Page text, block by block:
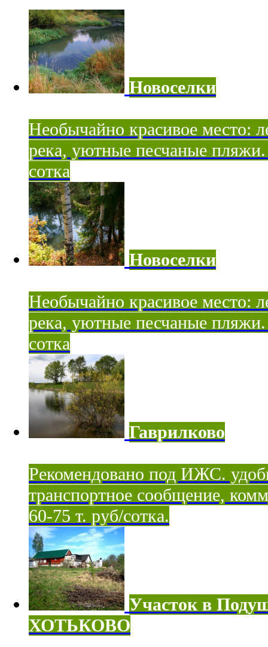
Новоселки
Необычайно красивое место:
река, уютные песчаные
сотка
Новоселки
Необычайно красивое место:
река, уютные песчаные
сотка
Гаврилково
Рекомендовано под ИЖС.
транспортное сообщение,
60-75 т. руб/сотка.
Участок в
ХОТЬКОВО